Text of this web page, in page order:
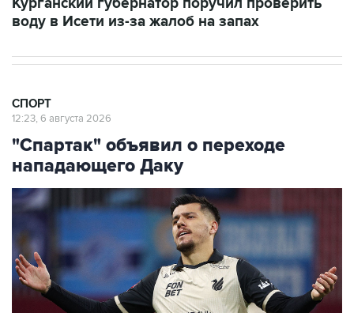
Курганский губернатор поручил проверить
воду в Исети из-за жалоб на запах
СПОРТ
12:23, 6 августа 2026
"Спартак" объявил о переходе
нападающего Даку